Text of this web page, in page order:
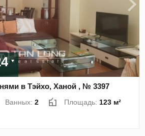
в Тэйхо, Ханой , № 3397
Ванных:2 Площадь: 123 м²